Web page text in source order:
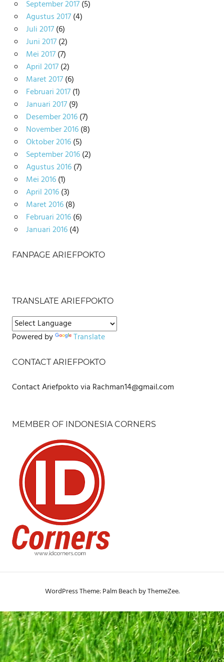
September 2017(5)
Agustus 2017(4)
Juli 2017(6)
Juni 2017(2)
Mei 2017(7)
April 2017(2)
Maret 2017(6)
Februari 2017(1)
Januari 2017(9)
Desember 2016(7)
November 2016(8)
Oktober 2016(5)
September 2016(2)
Agustus 2016(7)
Mei 2016(1)
April 2016(3)
Maret 2016(8)
Februari 2016(6)
Januari 2016(4)
FANPAGE ARIEFPOKTO
TRANSLATE ARIEFPOKTO
Powered by Translate
CONTACT ARIEFPOKTO
Contact Ariefpokto via Rachman14@gmail.com
MEMBER OF INDONESIA CORNERS
WordPress Theme: Palm Beach by ThemeZee.